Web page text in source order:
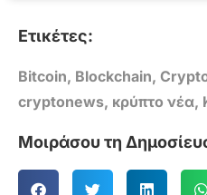
Ετικέτες:
Bitcoin, Blockchain,
cryptonews, κρύπτο νέα,
Μοιράσου τη